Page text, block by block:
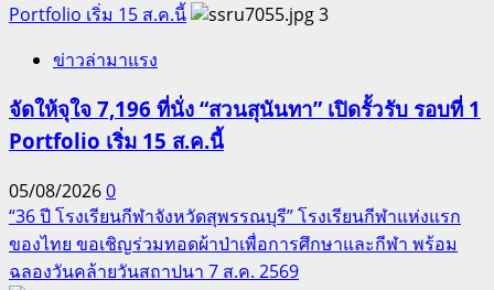
Portfolio เริ่ม 15 ส.ค.นี้
3
ข่าวล่ามาแรง
จัดให้จุใจ 7,196 ที่นั่ง “สวนสุนันทา” เปิดรั้วรับ รอบที่ 1
Portfolio เริ่ม 15 ส.ค.นี้
05/08/20260
“36 ปี โรงเรียนกีฬาจังหวัดสุพรรณบุรี” โรงเรียนกีฬาแห่งแรก
ของไทย ขอเชิญร่วมทอดผ้าป่าเพื่อการศึกษาและกีฬา พร้อม
ฉลองวันคล้ายวันสถาปนา 7 ส.ค. 2569